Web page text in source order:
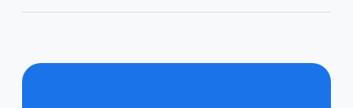
알아보기
를 닫지 않은 경우 대기 중인 업데이트가 표시될 수도 있
습니다.